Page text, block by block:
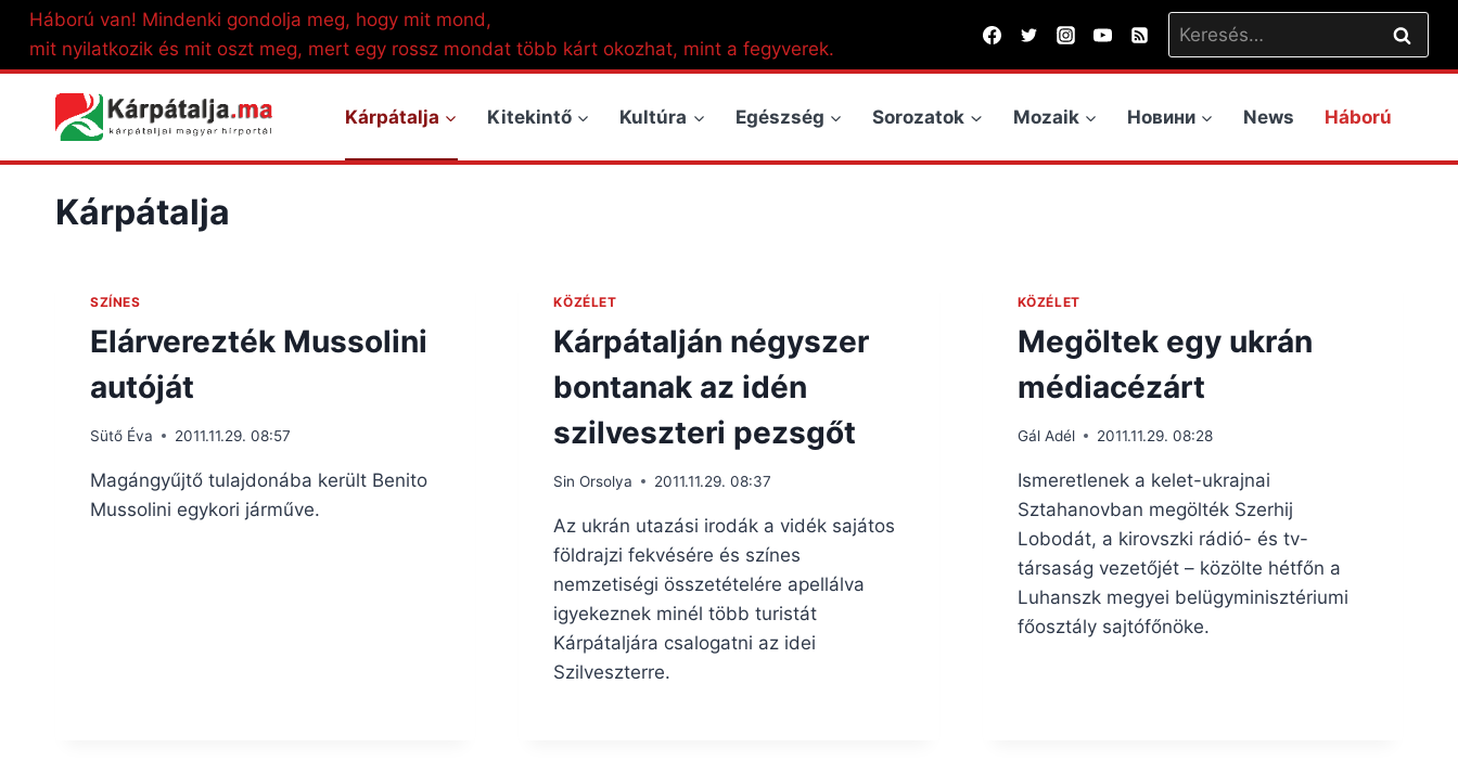
Skip
content
Háború van! Mindenki gondolja meg, hogy mit mond,
mit nyilatkozik és mit oszt meg, mert egy rossz mondat több kárt okozhat, mint a fegyverek.
Keresés:
Kárpátalja Kitekintő Kultúra Egészség Sorozatok Mozaik Новини News Háború
Kárpátalja
SZÍNES
Elárverezték Mussolini
autóját
Sütő Éva 2011.11.29. 08:57
Magángyűjtő tulajdonába került Benito
Mussolini egykori járműve.
KÖZÉLET
Kárpátalján négyszer
bontanak az idén
szilveszteri pezsgőt
Sin Orsolya 2011.11.29. 08:37
Az ukrán utazási irodák a vidék sajátos
földrajzi fekvésére és színes
nemzetiségi összetételére apellálva
igyekeznek minél több turistát
Kárpátaljára csalogatni az idei
Szilveszterre.
KÖZÉLET
Megöltek egy ukrán
médiacézárt
Gál Adél 2011.11.29. 08:28
Ismeretlenek a kelet-ukrajnai
Sztahanovban megölték Szerhij
Lobodát, a kirovszki rádió- és tv-
társaság vezetőjét – közölte hétfőn a
Luhanszk megyei belügyminisztériumi
főosztály sajtófőnöke.